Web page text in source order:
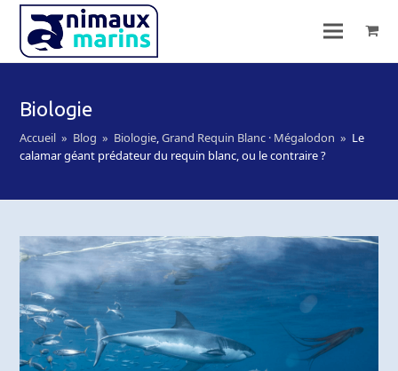
Biologie
Accueil » Blog » Biologie,Grand Requin Blanc · Mégalodon » Le
calamar géant prédateur du requin blanc, ou le contraire ?